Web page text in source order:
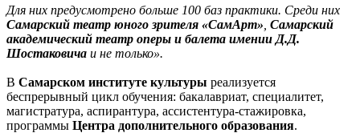
Для них предусмотрено больше 100 баз практики. Среди них
Самарский театр юного зрителя «СамАрт» Самарский
академический театр оперы и балета имении Д.Д.
Шостаковича и не только».
В Самарском институте культуры реализуется
беспрерывный цикл обучения: бакалавриат, специалитет,
магистратура, аспирантура, ассистентура-стажировка,
программы Центра дополнительного образования.